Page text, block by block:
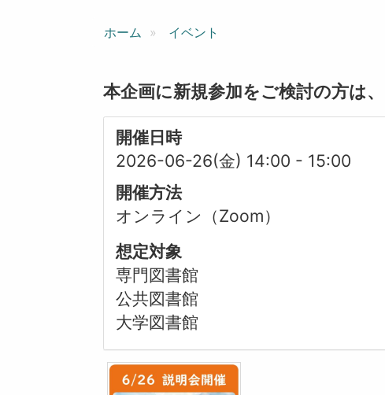
ホーム イベント
本企画に新規参加をご検討の方は
開催日時
2026-06-26(金) 14:00 - 15:00
開催方法
オンライン（Zoom）
想定対象
専門図書館
公共図書館
大学図書館